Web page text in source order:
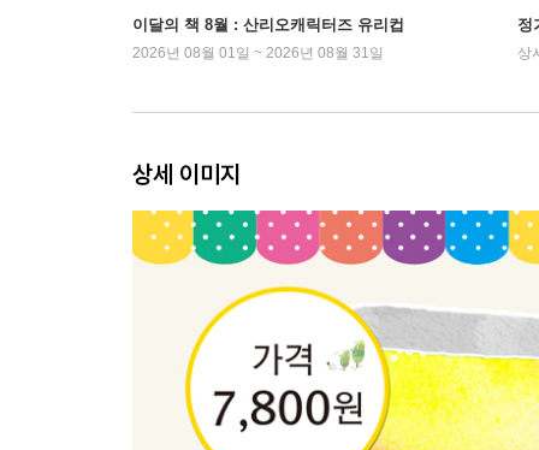
이달의 책 8월 : 산리오캐릭터즈 유리컵
2026년 08월 01일 ~ 2026년 08월 31일
정
상
상세 이미지